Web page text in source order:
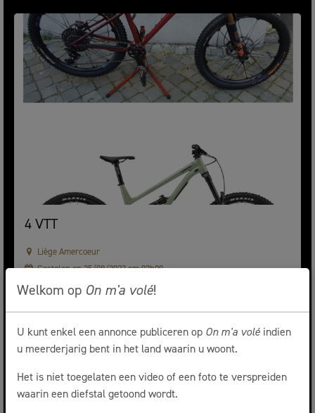
4 VTT
Liège Amercoeur
Gestolen op 25/08/2023 om 02h00
Welkom op On m'a volé!
U kunt enkel een annonce publiceren op On m'a volé indien
u meerderjarig bent in het land waarin u woont.
Het is niet toegelaten een video of een foto te verspreiden
waarin een diefstal getoond wordt.